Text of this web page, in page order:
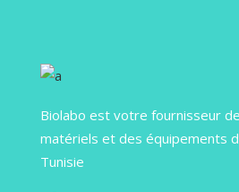
Biolabo est votre fournisseur
matériels et des équipements
Tunisie